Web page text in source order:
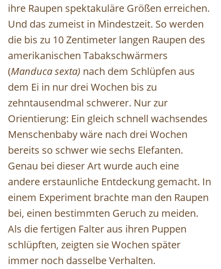
ihre Raupen spektakuläre Größen erreichen.
Und das zumeist in Mindestzeit. So werden
die bis zu 10 Zentimeter langen Raupen des
amerikanischen Tabakschwärmers
(Manduca sexta) nach dem Schlüpfen aus
dem Ei in nur drei Wochen bis zu
zehntausendmal schwerer. Nur zur
Orientierung: Ein gleich schnell wachsendes
Menschenbaby wäre nach drei Wochen
bereits so schwer wie sechs Elefanten.
Genau bei dieser Art wurde auch eine
andere erstaunliche Entdeckung gemacht. In
einem Experiment brachte man den Raupen
bei, einen bestimmten Geruch zu meiden.
Als die fertigen Falter aus ihren Puppen
schlüpften, zeigten sie Wochen später
immer noch dasselbe Verhalten.